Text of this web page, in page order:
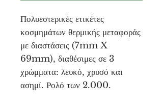
Πολυεστερικές ετικέτες
κοσμημάτων θερμικής μεταφοράς
με διαστάσεις (7mm X
69mm), διαθέσιμες σε 3
χρώμματα: λευκό, χρυσό και
ασημί. Ρολό των 2.000.